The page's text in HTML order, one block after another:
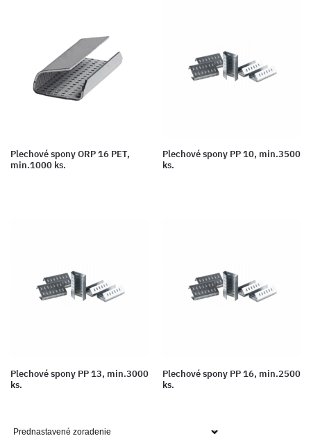
Plechové spony ORP 16 PET,
min.1000 ks.
Plechové spony PP 10, min.3500
ks.
Plechové spony PP 13, min.3000
ks.
Plechové spony PP 16, min.2500
ks.